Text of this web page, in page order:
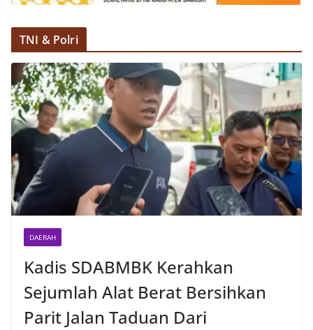
TNI & Polri
DAERAH
Kadis SDABMBK Kerahkan
Sejumlah Alat Berat Bersihkan
Parit Jalan Taduan Dari